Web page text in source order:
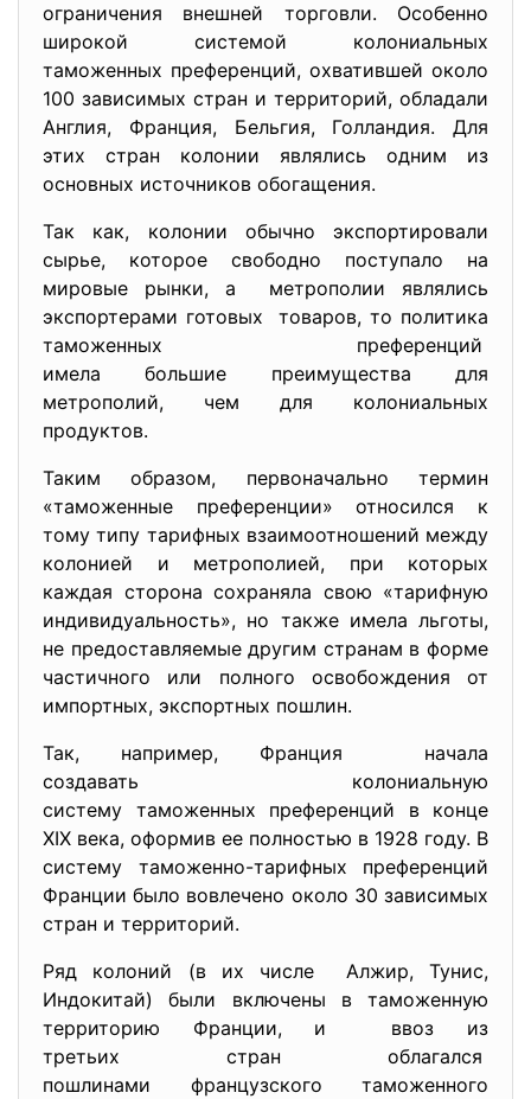
ограничения внешней торговли. Особенно
широкой системой колониальных
таможенных преференций, охватившей около
100 зависимых стран и территорий, обладали
Англия, Франция, Бельгия, Голландия. Для
этих стран колонии являлись одним из
основных источников обогащения.
Так как, колонии обычно экспортировали
сырье, которое свободно поступало на
мировые рынки, а метрополии являлись
экспортерами готовых товаров, то политика
таможенных преференций
имела большие преимущества для
метрополий, чем для колониальных
продуктов.
Таким образом, первоначально термин
«таможенные преференции» относился к
тому типу тарифных взаимоотношений между
колонией и метрополией, при которых
каждая сторона сохраняла свою «тарифную
индивидуальность», но также имела льготы,
не предоставляемые другим странам в форме
частичного или полного освобождения от
импортных, экспортных пошлин.
Так, например, Франция начала
создавать колониальную
систему таможенных преференций в конце
XIX века, оформив ее полностью в 1928 году. В
систему таможенно-тарифных преференций
Франции было вовлечено около 30 зависимых
стран и территорий.
Ряд колоний (в их числе Алжир, Тунис,
Индокитай) были включены в таможенную
территорию Франции, и ввоз из
третьих стран облагался
пошлинами французского таможенного